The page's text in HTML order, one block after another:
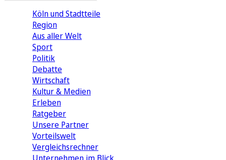
Köln und Stadtteile
Region
Aus aller Welt
Sport
Politik
Debatte
Wirtschaft
Kultur & Medien
Erleben
Ratgeber
Unsere Partner
Vorteilswelt
Vergleichsrechner